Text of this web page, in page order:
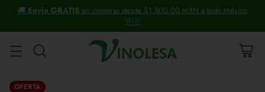
+30 años distribuyendo vinos y licores.
OFERTA